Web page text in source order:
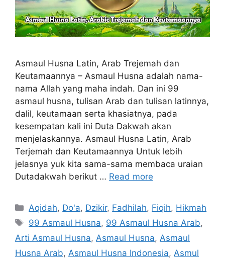
Asmaul Husna Latin, Arab Trejemah dan
Keutamaannya – Asmaul Husna adalah nama-
nama Allah yang maha indah. Dan ini 99
asmaul husna, tulisan Arab dan tulisan latinnya,
dalil, keutamaan serta khasiatnya, pada
kesempatan kali ini Duta Dakwah akan
menjelaskannya. Asmaul Husna Latin, Arab
Terjemah dan Keutamaannya Untuk lebih
jelasnya yuk kita sama-sama membaca uraian
Dutadakwah berikut … Read more
Categories
Aqidah, Do'a, Dzikir, Fadhilah, Fiqih, Hikmah
Tags
99 Asmaul Husna, 99 Asmaul Husna Arab,
Arti Asmaul Husna, Asmaul Husna, Asmaul
Husna Arab, Asmaul Husna Indonesia, Asmul